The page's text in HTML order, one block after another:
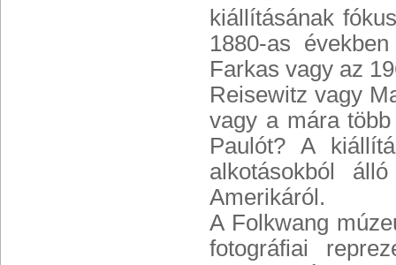
kiállításának
1880-as
Farkas vagy az
Reisewitz vagy
vagy a mára
Paulót? A
alkotásokból
Amerikáról.
A Folkwang
fotográfiai